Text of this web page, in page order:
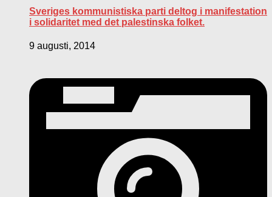
Sveriges kommunistiska parti deltog i manifestation
i solidaritet med det palestinska folket.
9 augusti, 2014